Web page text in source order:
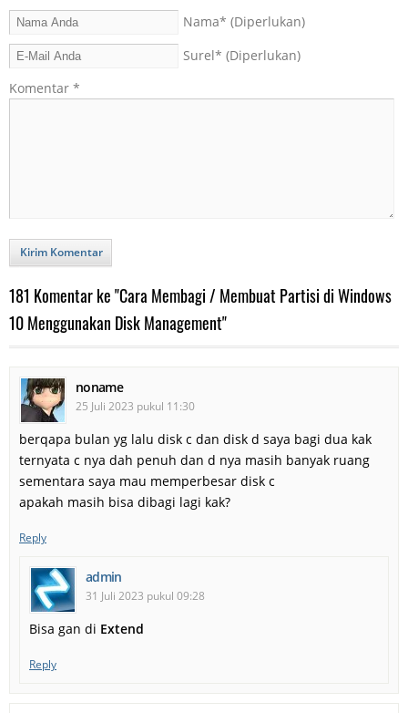
Nama* (Diperlukan)
Surel* (Diperlukan)
Komentar *
Kirim Komentar
181 Komentar ke "Cara Membagi / Membuat Partisi di Windows
10 Menggunakan Disk Management"
noname
25 Juli 2023 pukul 11:30
berqapa bulan yg lalu disk c dan disk d saya bagi dua kak
ternyata c nya dah penuh dan d nya masih banyak ruang
sementara saya mau memperbesar disk c
apakah masih bisa dibagi lagi kak?
Reply
admin
31 Juli 2023 pukul 09:28
Bisa gan di Extend
Reply